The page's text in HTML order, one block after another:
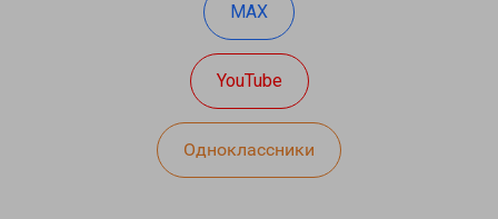
MAX
YouTube
Одноклассники